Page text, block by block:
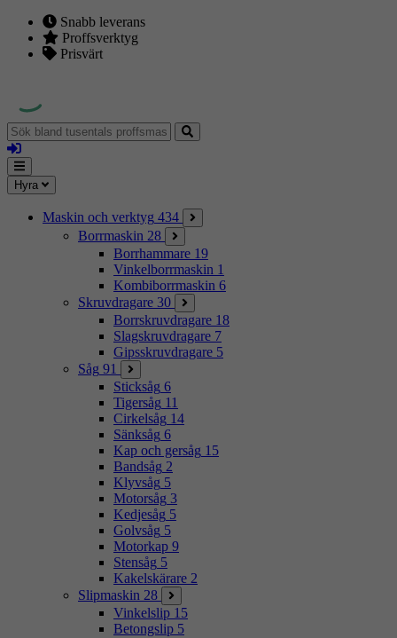
Snabb leverans
Proffsverktyg
Prisvärt
Sök
bland
tusentals
proffsmaskiner
Logga
in
Mina
sidor
Meny
Hyra
Maskin och verktyg 434
Borrmaskin 28
Borrhammare 19
Vinkelborrmaskin 1
Kombiborrmaskin 6
Skruvdragare 30
Borrskruvdragare 18
Slagskruvdragare 7
Gipsskruvdragare 5
Såg 91
Sticksåg 6
Tigersåg 11
Cirkelsåg 14
Sänksåg 6
Kap och gersåg 15
Bandsåg 2
Klyvsåg 5
Motorsåg 3
Kedjesåg 5
Golvsåg 5
Motorkap 9
Stensåg 5
Kakelskärare 2
Slipmaskin 28
Vinkelslip 15
Betongslip 5